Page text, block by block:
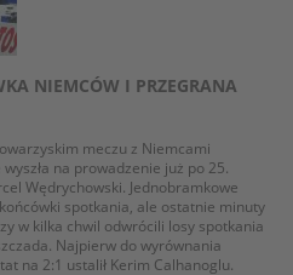
NIEMCÓW I PRZEGRANA
meczu z Niemcami
na prowadzenie już po 25.
Wędrychowski. Jednobramkowe
spotkania, ale ostatnie minuty
w kilka chwil odwrócili losy spotkania
Najpierw do wyrównania
na 2:1 ustalił Kerim Calhanoglu.